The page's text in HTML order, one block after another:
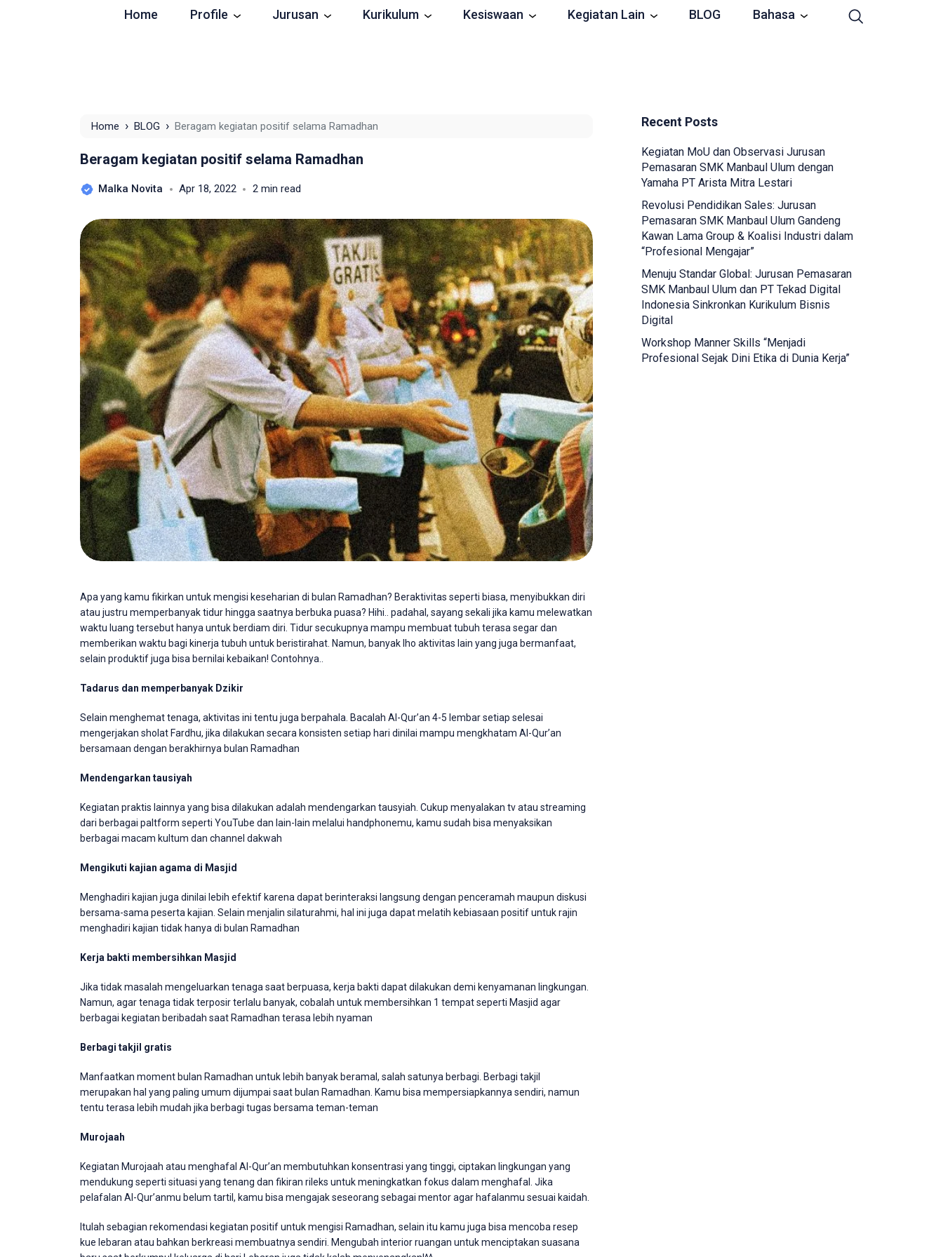
Home Profile Jurusan Kurikulum Kesiswaan Kegiatan Lain BLOG Bahasa
Home › BLOG › Beragam kegiatan positif selama Ramadhan
Beragam kegiatan positif selama Ramadhan
Malka Novita Apr 18, 2022 2 min read
Apa yang kamu fikirkan untuk mengisi keseharian di bulan Ramadhan? Beraktivitas seperti biasa, menyibukkan diri
atau justru memperbanyak tidur hingga saatnya berbuka puasa? Hihi.. padahal, sayang sekali jika kamu melewatkan
waktu luang tersebut hanya untuk berdiam diri. Tidur secukupnya mampu membuat tubuh terasa segar dan
memberikan waktu bagi kinerja tubuh untuk beristirahat. Namun, banyak lho aktivitas lain yang juga bermanfaat,
selain produktif juga bisa bernilai kebaikan! Contohnya..
Tadarus dan memperbanyak Dzikir
Selain menghemat tenaga, aktivitas ini tentu juga berpahala. Bacalah Al-Qur’an 4-5 lembar setiap selesai
mengerjakan sholat Fardhu, jika dilakukan secara konsisten setiap hari dinilai mampu mengkhatam Al-Qur’an
bersamaan dengan berakhirnya bulan Ramadhan
Mendengarkan tausiyah
Kegiatan praktis lainnya yang bisa dilakukan adalah mendengarkan tausyiah. Cukup menyalakan tv atau streaming
dari berbagai paltform seperti YouTube dan lain-lain melalui handphonemu, kamu sudah bisa menyaksikan
berbagai macam kultum dan channel dakwah
Mengikuti kajian agama di Masjid
Menghadiri kajian juga dinilai lebih efektif karena dapat berinteraksi langsung dengan penceramah maupun diskusi
bersama-sama peserta kajian. Selain menjalin silaturahmi, hal ini juga dapat melatih kebiasaan positif untuk rajin
menghadiri kajian tidak hanya di bulan Ramadhan
Kerja bakti membersihkan Masjid
Jika tidak masalah mengeluarkan tenaga saat berpuasa, kerja bakti dapat dilakukan demi kenyamanan lingkungan.
Namun, agar tenaga tidak terposir terlalu banyak, cobalah untuk membersihkan 1 tempat seperti Masjid agar
berbagai kegiatan beribadah saat Ramadhan terasa lebih nyaman
Berbagi takjil gratis
Manfaatkan moment bulan Ramadhan untuk lebih banyak beramal, salah satunya berbagi. Berbagi takjil
merupakan hal yang paling umum dijumpai saat bulan Ramadhan. Kamu bisa mempersiapkannya sendiri, namun
tentu terasa lebih mudah jika berbagi tugas bersama teman-teman
Murojaah
Kegiatan Murojaah atau menghafal Al-Qur’an membutuhkan konsentrasi yang tinggi, ciptakan lingkungan yang
mendukung seperti situasi yang tenang dan fikiran rileks untuk meningkatkan fokus dalam menghafal. Jika
pelafalan Al-Qur’anmu belum tartil, kamu bisa mengajak seseorang sebagai mentor agar hafalanmu sesuai kaidah.
Itulah sebagian rekomendasi kegiatan positif untuk mengisi Ramadhan, selain itu kamu juga bisa mencoba resep
kue lebaran atau bahkan berkreasi membuatnya sendiri. Mengubah interior ruangan untuk menciptakan suasana
Recent Posts
Kegiatan MoU dan Observasi Jurusan
Pemasaran SMK Manbaul Ulum dengan
Yamaha PT Arista Mitra Lestari
Revolusi Pendidikan Sales: Jurusan
Pemasaran SMK Manbaul Ulum Gandeng
Kawan Lama Group & Koalisi Industri dalam
“Profesional Mengajar”
Menuju Standar Global: Jurusan Pemasaran
SMK Manbaul Ulum dan PT Tekad Digital
Indonesia Sinkronkan Kurikulum Bisnis
Digital
Workshop Manner Skills “Menjadi
Profesional Sejak Dini Etika di Dunia Kerja”